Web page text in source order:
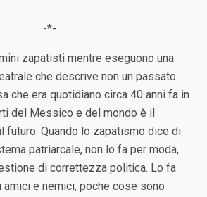
-*-
zapatisti mentre eseguono una
che descrive non un passato
che era quotidiano circa 40 anni fa in
del Messico e del mondo è il
Quando lo zapatismo dice di
patriarcale, non lo fa per moda,
di correttezza politica. Lo fa
amici e nemici, poche cose sono